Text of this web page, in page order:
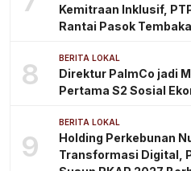
Kemitraan Inklusif,
Rantai Pasok
8 BERITA LOKAL
Direktur PalmCo jadi
Pertama S2 Sosial
9
BERITA LOKAL
Holding Perkebunan
Transformasi Digital,